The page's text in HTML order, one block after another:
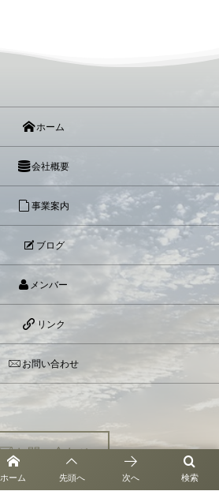
検索
ホーム 先頭へ 次へ
ホーム
会社概要
事業案内
ブログ
メンバー
リンク
お問い合わせ
お問い合わせ